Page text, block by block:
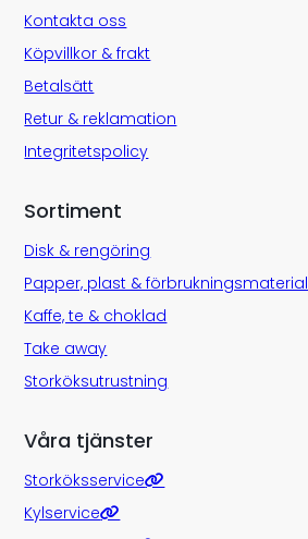
Kontakta oss
Köpvillkor & frakt
Betalsätt
Retur & reklamation
Integritetspolicy
Sortiment
Disk & rengöring
Papper, plast & förbrukningsmaterial
Kaffe, te & choklad
Take away
Storköksutrustning
Våra tjänster
Storköksservice
Kylservice